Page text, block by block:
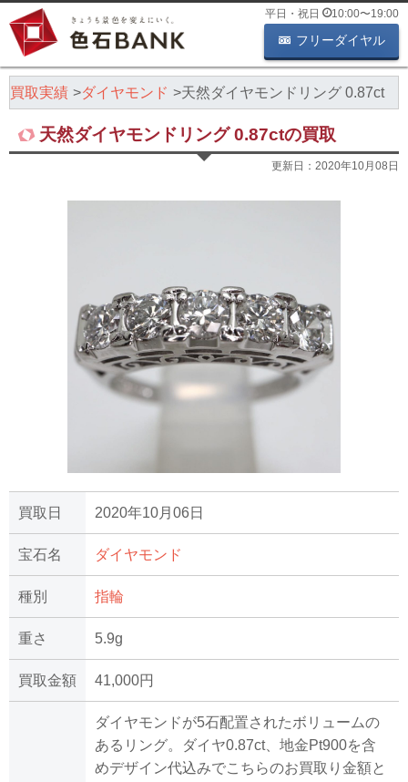
平日・祝日 10:00〜19:00
フリーダイヤル
買取実績 ダイヤモンド 天然ダイヤモンドリング 0.87ct
天然ダイヤモンドリング 0.87ctの買取
更新日： 2020年10月08日
買取日 2020年10月06日
宝石名 ダイヤモンド
種別 指輪
重さ 5.9g
買取金額 41,000円
ダイヤモンドが5石配置されたボリュームの
あるリング。ダイヤ0.87ct、地金Pt900を含
めデザイン代込みでこちらのお買取り金額と